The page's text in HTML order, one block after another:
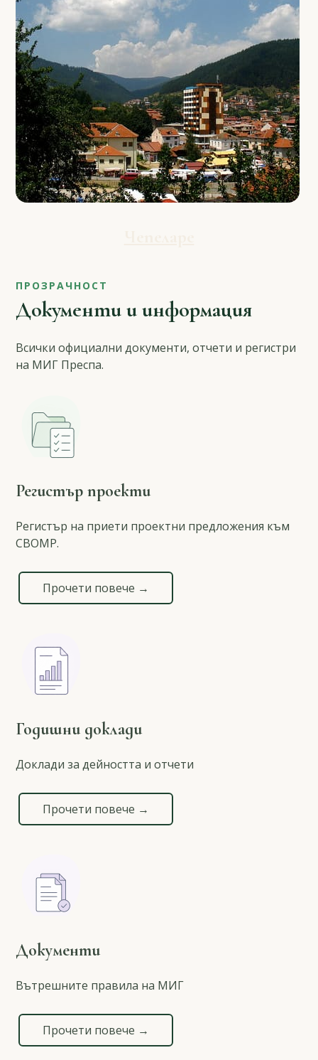
ПРОЗРАЧНОСТ
Документи и информация
Всички официални документи, отчети и регистри
на МИГ Преспа.
Регистър проекти
Регистър на приети проектни предложения към
СВОМР.
Прочети повече →
Годишни доклади
Доклади за дейността и отчети
Прочети повече →
Документи
Вътрешните правила на МИГ
Прочети повече →